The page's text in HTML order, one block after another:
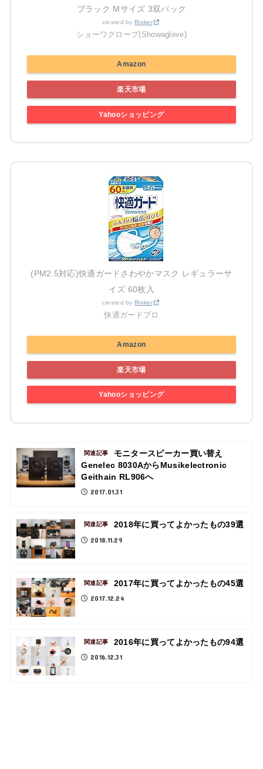
ブラック Mサイズ 3双パック
created byRinker
ショーワグローブ(Showaglove)
Amazon
楽天市場
Yahooショッピング
(PM2.5対応)快適ガードさわやかマスク レギュラーサ
イズ 60枚入
created byRinker
快適ガードプロ
Amazon
楽天市場
Yahooショッピング
関連記事
モニタースピーカー買い替え
Genelec 8030AからMusikelectronic
Geithain RL906へ
2017.01.31
関連記事 2018年に買ってよかったもの39選
2018.11.29
関連記事 2017年に買ってよかったもの45選
2017.12.24
関連記事 2016年に買ってよかったもの94選
2016.12.31